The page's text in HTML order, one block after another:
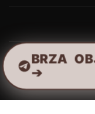
BRZA
➔